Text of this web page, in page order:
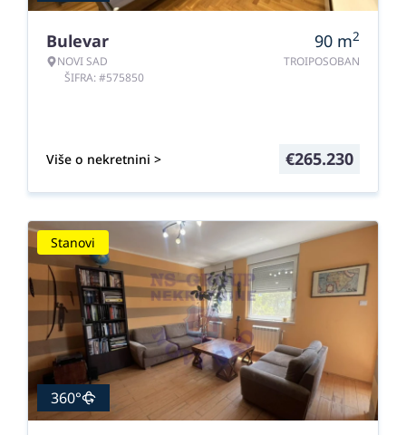
Bulevar
NOVI SAD
ŠIFRA: #575850
90 m2
TROIPOSOBAN
Više o nekretnini > €265.230
Stanovi
360°